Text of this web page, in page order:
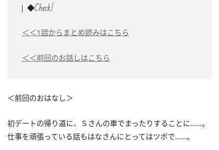
◆Check!
＜＜1話からまとめ読みはこちら
＜＜前回のお話しはこちら
＜前回のおはなし＞
初デートの帰り道に、Ｓさんの車でまったりすることに……。
仕事を頑張っている話もはなさんにとってはツボで……。